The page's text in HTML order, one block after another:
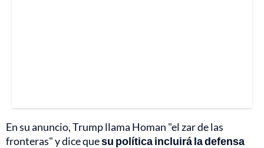
En su anuncio, Trump llama Homan "el zar de las
fronteras" y dice quesu política incluirá la defensa